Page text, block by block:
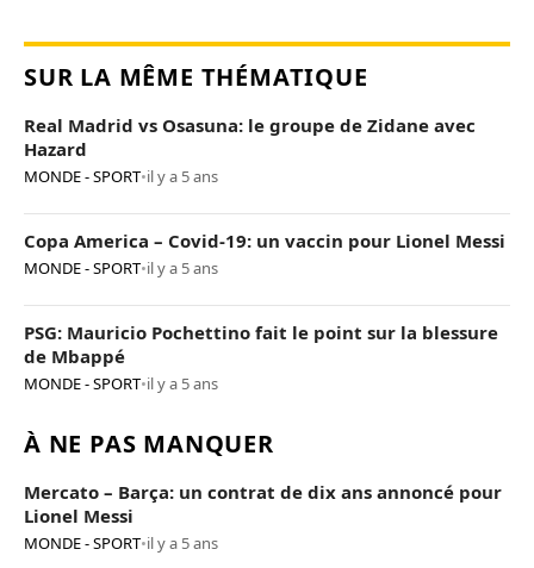
SUR LA MÊME THÉMATIQUE
Real Madrid vs Osasuna: le groupe de Zidane avec
Hazard
MONDE - SPORT•il y a 5 ans
Copa America – Covid-19: un vaccin pour Lionel Messi
MONDE - SPORT•il y a 5 ans
PSG: Mauricio Pochettino fait le point sur la blessure
de Mbappé
MONDE - SPORT•il y a 5 ans
À NE PAS MANQUER
Mercato – Barça: un contrat de dix ans annoncé pour
Lionel Messi
MONDE - SPORT•il y a 5 ans